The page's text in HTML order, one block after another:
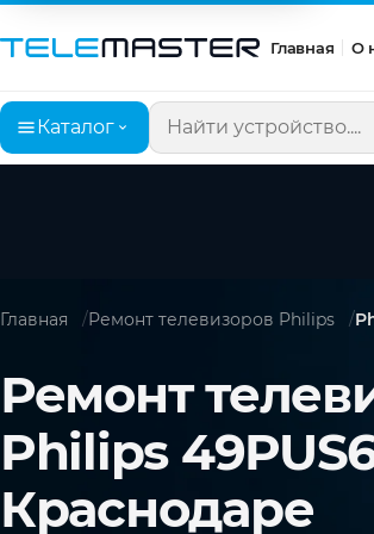
Главная О
Каталог
Поиск по сайту
Главная Ремонт телевизоров Philips
Ремонт
Philips
Краснодаре